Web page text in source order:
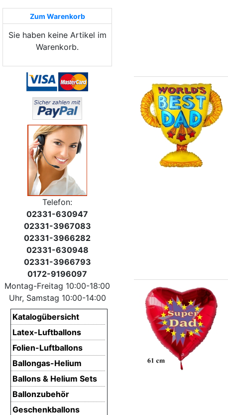
Zum Warenkorb
Sie haben keine Artikel im
Warenkorb.
Telefon:
02331-630947
02331-3967083
02331-3966282
02331-630948
02331-3966793
0172-9196097
Montag-Freitag 10:00-18:00
Uhr, Samstag 10:00-14:00
Katalogübersicht
Latex-Luftballons
Folien-Luftballons
Ballongas-Helium
Ballons & Helium Sets
Ballonzubehör
Geschenkballons